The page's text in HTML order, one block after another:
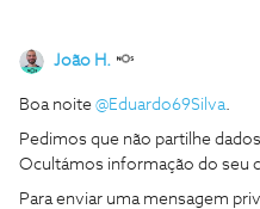
João H.
Boa noite @Eduardo69Silva.
Pedimos que não partilhe
Ocultámos informação do seu
Para enviar uma mensagem